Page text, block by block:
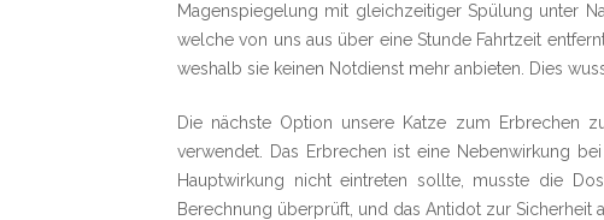
Magenspiegelung mit gleichzeitiger Spülung unter
welche von uns aus über eine Stunde Fahrtzeit
weshalb sie keinen Notdienst mehr anbieten. Dies
Die nächste Option unsere Katze zum Erbrechen
verwendet. Das Erbrechen ist eine Nebenwirkung
Hauptwirkung nicht eintreten sollte, musste die
Berechnung überprüft, und das Antidot zur Sicherheit